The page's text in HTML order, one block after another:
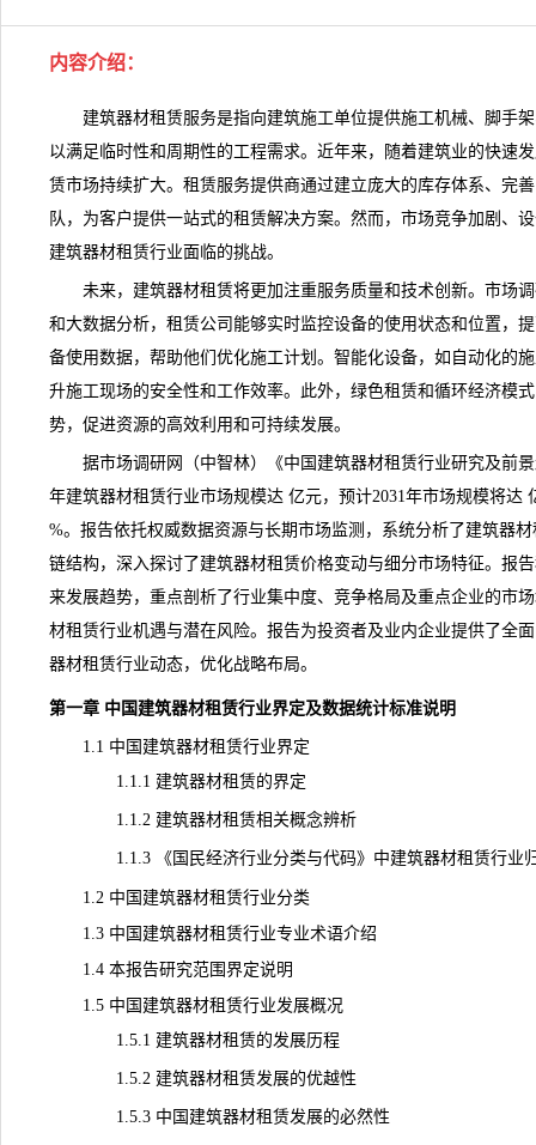
内容介绍：
建筑器材租赁服务是指向建筑施工单位提供施工机械、脚手架
以满足临时性和周期性的工程需求。近年来，随着建筑业的快速
赁市场持续扩大。租赁服务提供商通过建立庞大的库存体系、完
队，为客户提供一站式的租赁解决方案。然而，市场竞争加剧、
建筑器材租赁行业面临的挑战。
未来，建筑器材租赁将更加注重服务质量和技术创新。 市场
和大数据分析，租赁公司能够实时监控设备的使用状态和位置，
备使用数据，帮助他们优化施工计划。智能化设备，如自动化的
升施工现场的安全性和工作效率。此外，绿色租赁和循环经济模
势，促进资源的高效利用和可持续发展。
据市场调研网（中智林）《中国建筑器材租赁行业研究及前
年建筑器材租赁行业市场规模达 亿元，预计2031年市场规模将达
%。报告依托权威数据资源与长期市场监测，系统分析了建筑器
链结构，深入探讨了建筑器材租赁价格变动与细分市场特征。报
来发展趋势，重点剖析了行业集中度、竞争格局及重点企业的市
材租赁行业机遇与潜在风险。报告为投资者及业内企业提供了全
器材租赁行业动态，优化战略布局。
第一章 中国建筑器材租赁行业界定及数据统计标准说明
1.1 中国建筑器材租赁行业界定
1.1.1 建筑器材租赁的界定
1.1.2 建筑器材租赁相关概念辨析
1.1.3 《国民经济行业分类与代码》中建筑器材租赁行业
1.2 中国建筑器材租赁行业分类
1.3 中国建筑器材租赁行业专业术语介绍
1.4 本报告研究范围界定说明
1.5 中国建筑器材租赁行业发展概况
1.5.1 建筑器材租赁的发展历程
1.5.2 建筑器材租赁发展的优越性
1.5.3 中国建筑器材租赁发展的必然性